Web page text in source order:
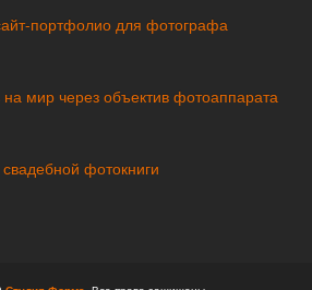
портфолио для фотографа
на мир через объектив фотоаппарата
фотокниги